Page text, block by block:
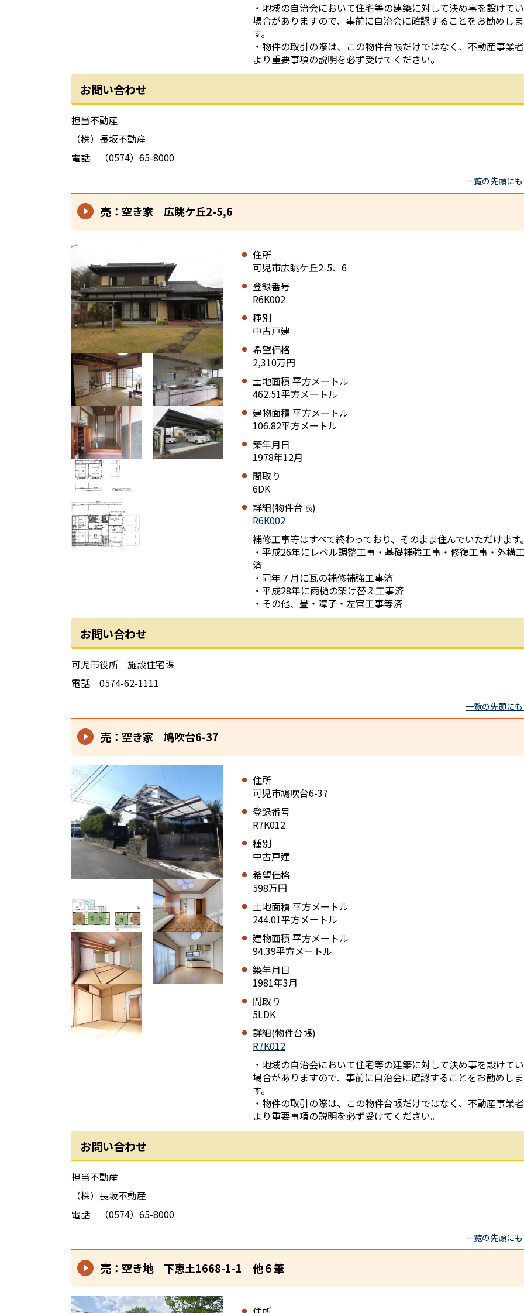
・地域の自治会において住宅等の建築に対して決め事を設けて
場合がありますので、事前に自治会に確認することをお勧めしま
す。
・物件の取引の際は、この物件台帳だけではなく、不動産事業
より重要事項の説明を必ず受けてください。
お問い合わせ
担当不動産
（株）長坂不動産
電話 （0574）65-8000
一覧の先頭に
売：空き家 広眺ケ丘2-5,6
住所
可児市広眺ケ丘2-5、6
登録番号
R6K002
種別
中古戸建
希望価格
2,310万円
土地面積 平方メートル
462.51平方メートル
建物面積 平方メートル
106.82平方メートル
築年月日
1978年12月
間取り
6DK
詳細(物件台帳)
R6K002
補修工事等はすべて終わっており、そのまま住んでいただけます。
・平成26年にレベル調整工事・基礎補強工事・修復工事・外構
済
・同年７月に瓦の補修補強工事済
・平成28年に雨樋の架け替え工事済
・その他、畳・障子・左官工事等済
お問い合わせ
可児市役所 施設住宅課
電話 0574-62-1111
一覧の先頭に
売：空き家 鳩吹台6-37
住所
可児市鳩吹台6-37
登録番号
R7K012
種別
中古戸建
希望価格
598万円
土地面積 平方メートル
244.01平方メートル
建物面積 平方メートル
94.39平方メートル
築年月日
1981年3月
間取り
5LDK
詳細(物件台帳)
R7K012
・地域の自治会において住宅等の建築に対して決め事を設けて
場合がありますので、事前に自治会に確認することをお勧めしま
す。
・物件の取引の際は、この物件台帳だけではなく、不動産事業
より重要事項の説明を必ず受けてください。
お問い合わせ
担当不動産
（株）長坂不動産
電話 （0574）65-8000
一覧の先頭に
売：空き地 下恵土1668-1-1 他６筆